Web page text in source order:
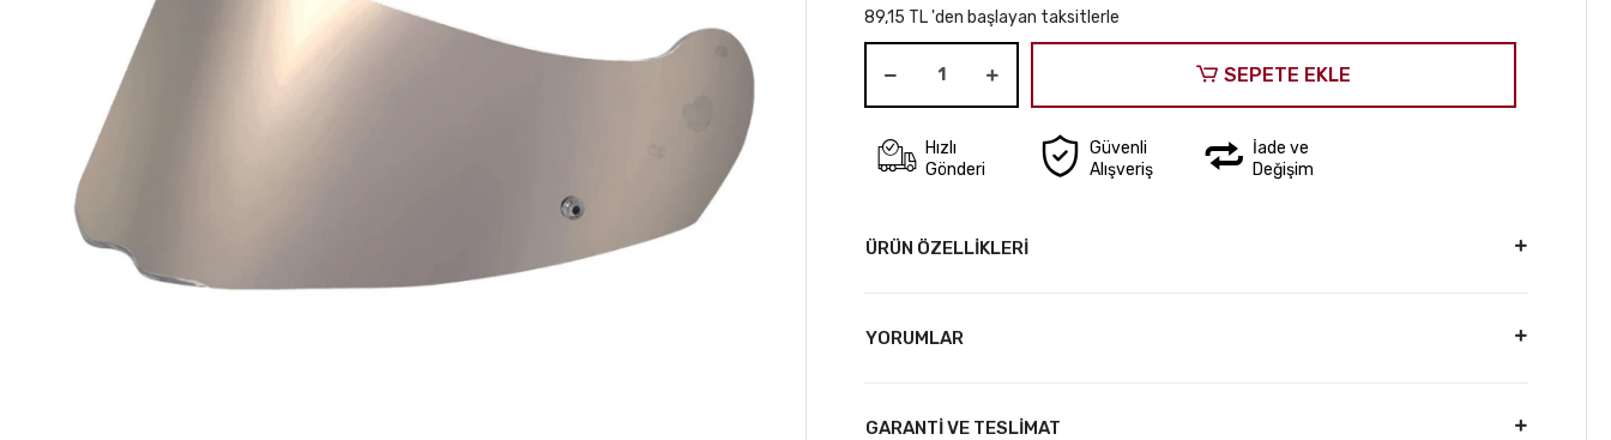
89,15 TL 'den başlayan taksitlerle
SEPETE EKLE
Hızlı
Gönderi
Güvenli
Alışveriş
İade ve
Değişim
ÜRÜN ÖZELLİKLERİ
YORUMLAR
GARANTİ VE TESLİMAT